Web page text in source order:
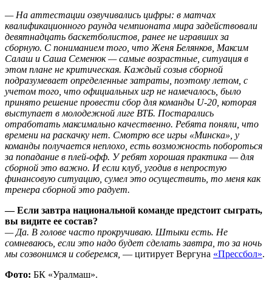
— На аттестации озвучивались цифры: в матчах
квалификационного раунда чемпионата мира задействовали
девятнадцать баскетболистов, ранее не игравших за
сборную. С пониманием того, что Женя Белянков, Максим
Салаш и Саша Семенюк — самые возрастные, ситуация в
этом плане не критическая. Каждый созыв сборной
подразумевает определенные затраты, поэтому летом, с
учетом того, что официальных игр не намечалось, было
принято решение провести сбор для команды U-20, которая
выступает в молодежной лиге ВТБ. Постарались
отработать максимально качественно. Ребята поняли, что
времени на раскачку нет. Смотрю все игры «Минска», у
команды получается неплохо, есть возможность побороться
за попадание в плей-офф. У ребят хорошая практика — для
сборной это важно. И если клуб, угодив в непростую
финансовую ситуацию, сумел это осуществить, то меня как
тренера сборной это радует.
— Если завтра национальной команде предстоит сыграть,
вы видите ее состав?
— Да. В голове часто прокручиваю. Штыки есть. Не
сомневаюсь, если это надо будет сделать завтра, то за ночь
мы созвонимся и соберемся, — цитирует Вергуна «Прессбол».
Фото: БК «Уралмаш».